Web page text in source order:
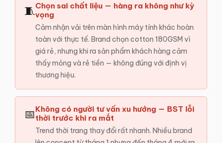
🧵Chọn sai chất liệu — hàng ra không như kỳ
vọng
Cảm nhận vải trên màn hình máy tính khác hoàn
toàn với thực tế. Brand chọn cotton 180GSM vì
giá rẻ, nhưng khi ra sản phẩm khách hàng cảm
thấy mỏng và rẻ tiền — không đúng với định vị
thương hiệu.
📅Không có người tư vấn xu hướng — BST lỗi
thời trước khi ra mắt
Trend thời trang thay đổi rất nhanh. Nhiều brand